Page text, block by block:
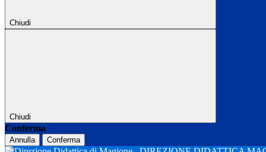
Chiudi
Chiudi
Conferma
Annulla Conferma